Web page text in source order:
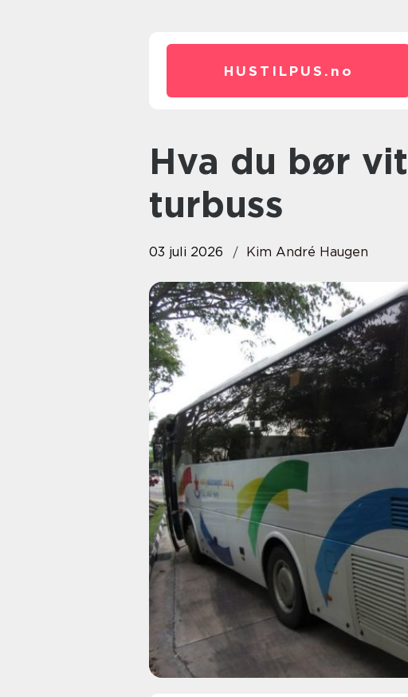
HUSTILPUS. no
Hva du bør vite før du leier
turbuss
03 juli 2026 Kim André Haugen